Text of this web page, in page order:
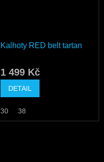
Kalhoty RED belt tartan
1 499 Kč
DETAIL
30 38